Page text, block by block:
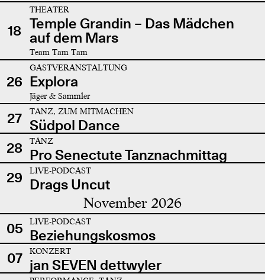
18
THEATER
Temple Grandin – Das Mädchen
auf dem Mars
Team Tam Tam
26
GASTVERANSTALTUNG
Explora
Jäger & Sammler
27 TANZ, ZUM MITMACHEN
Südpol Dance
28
TANZ
Pro Senectute Tanznachmittag
29
LIVE-PODCAST
Drags Uncut
November 2026
05 LIVE-PODCAST
Beziehungskosmos
07
KONZERT
jan SEVEN dettwyler